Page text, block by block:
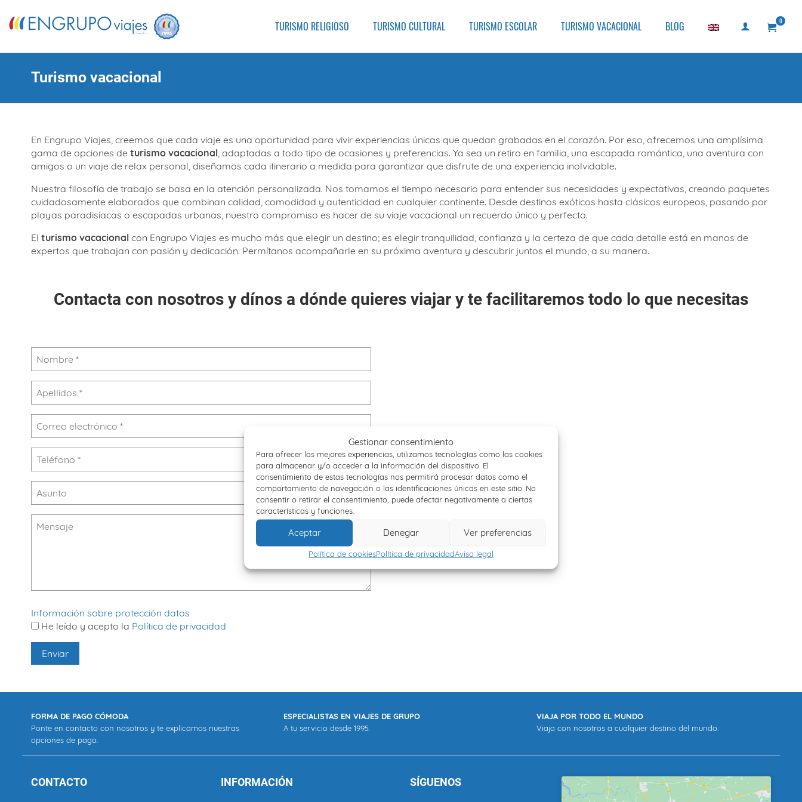
Gestionar consentimiento
Para ofrecer las mejores experiencias, utilizamos tecnologías como las cookies
para almacenar y/o acceder a la información del dispositivo. El
consentimiento de estas tecnologías nos permitirá procesar datos como el
comportamiento de navegación o las identificaciones únicas en este sitio. No
consentir o retirar el consentimiento, puede afectar negativamente a ciertas
características y funciones.
Aceptar Denegar Ver preferencias
Política de cookiesPolítica de privacidadAviso legal
TURISMO RELIGIOSO TURISMO CULTURAL TURISMO ESCOLAR TURISMO VACACIONAL BLOG 0
Turismo vacacional
En Engrupo Viajes, creemos que cada viaje es una oportunidad para vivir experiencias únicas que quedan grabadas en el corazón. Por eso, ofrecemos una amplísima
gama de opciones de turismo vacacional, adaptadas a todo tipo de ocasiones y preferencias. Ya sea un retiro en familia, una escapada romántica, una aventura con
amigos o un viaje de relax personal, diseñamos cada itinerario a medida para garantizar que disfrute de una experiencia inolvidable.
Nuestra filosofía de trabajo se basa en la atención personalizada. Nos tomamos el tiempo necesario para entender sus necesidades y expectativas, creando paquetes
cuidadosamente elaborados que combinan calidad, comodidad y autenticidad en cualquier continente. Desde destinos exóticos hasta clásicos europeos, pasando por
playas paradisíacas o escapadas urbanas, nuestro compromiso es hacer de su viaje vacacional un recuerdo único y perfecto.
El turismo vacacional con Engrupo Viajes es mucho más que elegir un destino; es elegir tranquilidad, confianza y la certeza de que cada detalle está en manos de
expertos que trabajan con pasión y dedicación. Permítanos acompañarle en su próxima aventura y descubrir juntos el mundo, a su manera.
Contacta con nosotros y dínos a dónde quieres viajar y te facilitaremos todo lo que necesitas
Información sobre protección datos
He leído y acepto la Política de privacidad
FORMA DE PAGO CÓMODA
Ponte en contacto con nosotros y te explicamos nuestras
opciones de pago.
ESPECIALISTAS EN VIAJES DE GRUPO
A tu servicio desde 1995.
VIAJA POR TODO EL MUNDO
Viaja con nosotros a cualquier destino del mundo.
CONTACTO INFORMACIÓN SÍGUENOS